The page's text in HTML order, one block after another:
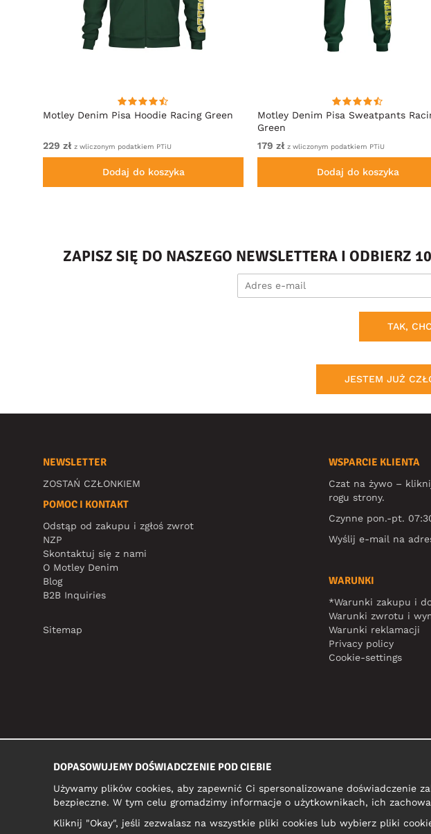
Motley Denim Pisa Hoodie Racing Green
229 zł z wliczonym podatkiem PTiU
Dodaj do koszyka
Motley Denim Pisa Sweatpants
Green
179 zł z wliczonym podatkiem PTiU
Dodaj do koszyka
ZAPISZ SIĘ DO NASZEGO NEWSLETTERA I ODBIERZ
TAK,
JESTEM JUŻ
NEWSLETTER
ZOSTAŃ CZŁONKIEM
POMOC I KONTAKT
Odstąp od zakupu i zgłoś zwrot
NZP
Skontaktuj się z nami
O Motley Denim
Blog
B2B Inquiries
Sitemap
WSPARCIE KLIENTA
Czat na żywo –
rogu strony.
Czynne pon.-pt.
Wyślij e-mail na
WARUNKI
*Warunki zakupu i
Warunki zwrotu i
Warunki reklamacji
Privacy policy
Cookie-settings
DOPASOWUJEMY DOŚWIADCZENIE POD CIEBIE
Używamy plików cookies, aby zapewnić Ci spersonalizowane doświadczenie
bezpieczne. W tym celu gromadzimy informacje o użytkownikach, ich
Kliknij "Okay", jeśli zezwalasz na wszystkie pliki cookies lub wybierz pliki